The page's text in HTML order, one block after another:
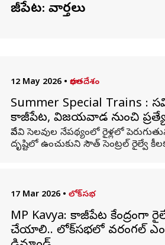
కాజీపేట: వార్తలు
12 May 2026 • భారతదేశం
Summer Special Trains :
కాజీపేట, విజయవాడ నుంచి ప్రత్యేక
వేసవి సెలవుల నేపథ్యంలో రైళ్లలో
దృష్టిలో ఉంచుకుని సౌత్ సెంట్రల్ రైల్వే
17 Mar 2026 • లోక్‌సభ
MP Kavya: కాజీపేట కేంద్రంగా
చేయాలి.. లోక్‌సభలో వరంగల్‌